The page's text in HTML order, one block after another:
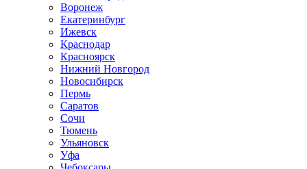
Воронеж
Екатеринбург
Ижевск
Краснодар
Красноярск
Нижний Новгород
Новосибирск
Пермь
Саратов
Сочи
Тюмень
Ульяновск
Уфа